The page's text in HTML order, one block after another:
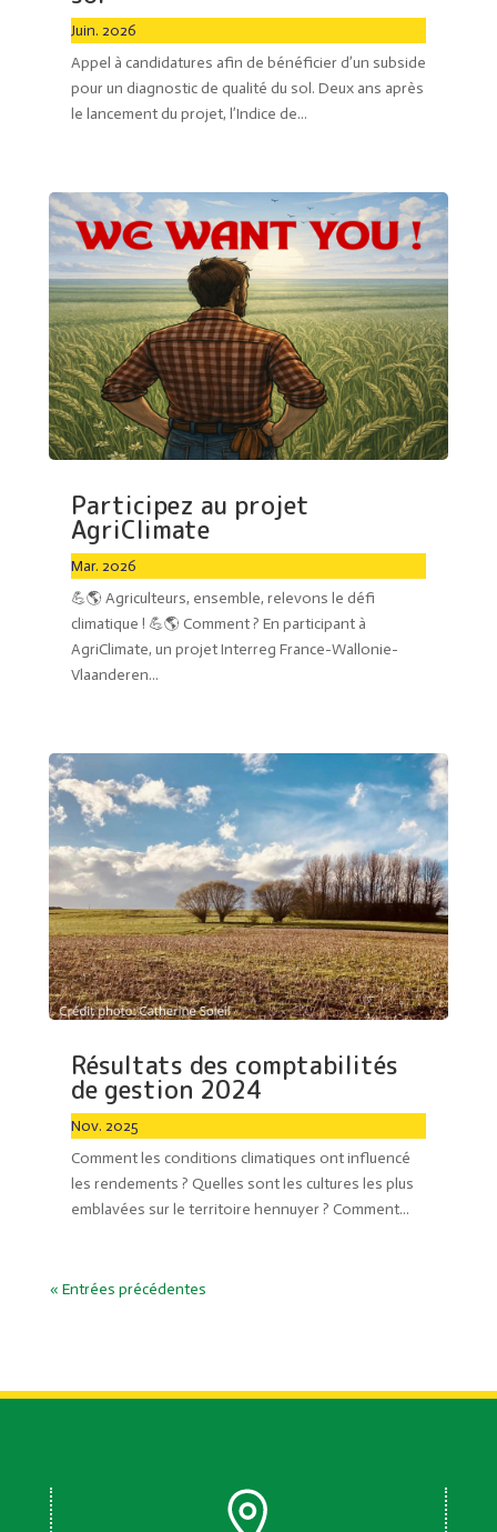
Juin. 2026
Appel à candidatures afin de bénéficier d’un subside
pour un diagnostic de qualité du sol. Deux ans après
le lancement du projet, l’Indice de...
Participez au projet
AgriClimate
Mar. 2026
💪🌎 Agriculteurs, ensemble, relevons le défi
climatique ! 💪🌎 Comment ? En participant à
AgriClimate, un projet Interreg France-Wallonie-
Vlaanderen...
Résultats des comptabilités
de gestion 2024
Nov. 2025
Comment les conditions climatiques ont influencé
les rendements ? Quelles sont les cultures les plus
emblavées sur le territoire hennuyer ? Comment...
« Entrées précédentes